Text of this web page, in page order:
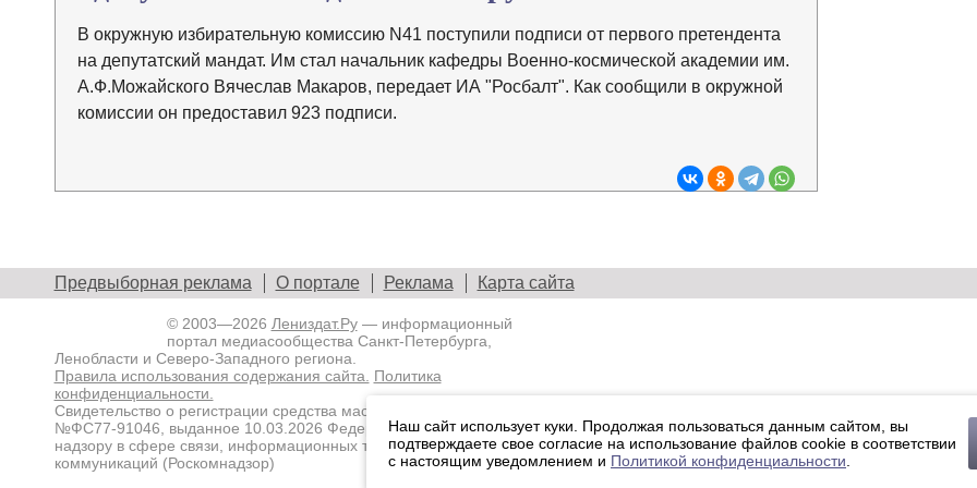
В окружную избирательную комиссию N41 поступили подписи от первого претендента
на депутатский мандат. Им стал начальник кафедры Военно-космической академии им.
А.Ф.Можайского Вячеслав Макаров, передает ИА "Росбалт". Как сообщили в окружной
комиссии он предоставил 923 подписи.
Предвыборная реклама О портале Реклама Карта сайта
© 2003—2026 Лениздат.Ру— информационный
портал медиасообщества Санкт-Петербурга,
Ленобласти и Северо-Западного региона.
Правила использования содержания сайта.
Политика
конфиденциальности.
Свидетельство о регистрации средства массовой информации ЭЛ
№ФС77-91046, выданное 10.03.2026 Федеральной службой по
надзору в сфере связи, информационных технологий и массовых
коммуникаций (Роскомнадзор)
Наш сайт использует куки. Продолжая пользоваться данным сайтом, вы
подтверждаете свое согласие на использование файлов cookie в соответствии
с настоящим уведомлением и Политикой конфиденциальности